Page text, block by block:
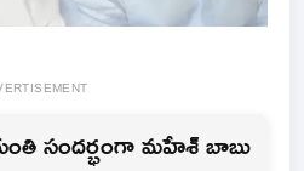
సందర్భంగా మహేశ్ బాబు